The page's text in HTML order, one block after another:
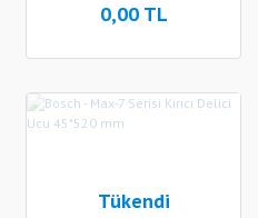
0,00 TL
Tükendi